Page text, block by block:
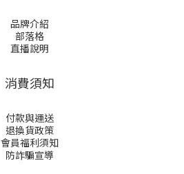
品牌介紹
部落格
直播說明
消費須知
付款與運送
退換貨政策
會員福利須知
防詐騙宣導